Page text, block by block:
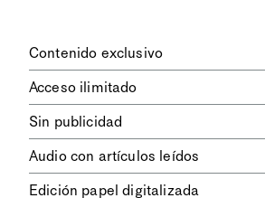
Contenido exclusivo
digitales dela diaria
los contenidos de Le Monde
diplomatique.
Acceso ilimitado
contenidos.
Sin publicidad
publicitarios.
Audio con artículos leídos
Edición papel digitalizada